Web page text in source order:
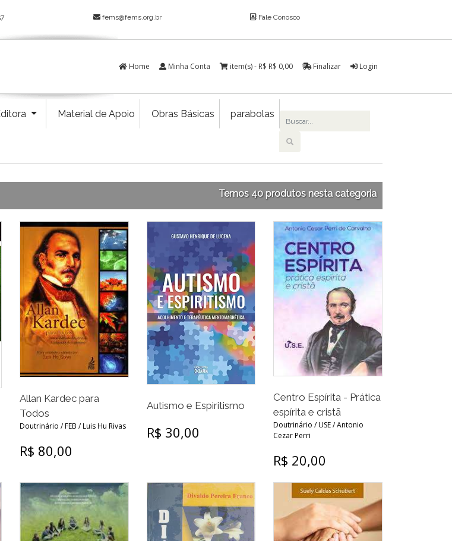
fems@fems.org.br Fale Conosco
Home Minha Conta item(s) - R$ R$ 0,00 Finalizar Login
Material de Apoio Obras Básicas parabolas
Temos 40 produtos nesta categoria
Allan Kardec para
Todos
Doutrinário / FEB / Luis Hu Rivas
R$ 80,00
Autismo e Espiritismo
R$ 30,00
Centro Espírita - Prática
espírita e cristã
Doutrinário / USE / Antonio
Cezar Perri
R$ 20,00